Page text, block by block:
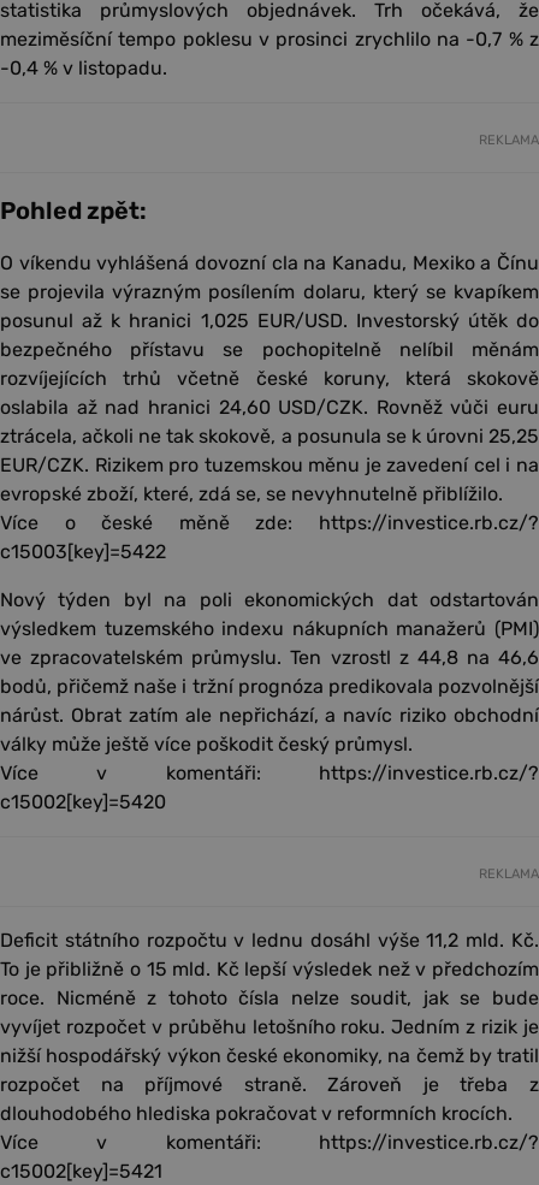
statistika průmyslových objednávek. Trh očekává, že
meziměsíční tempo poklesu v prosinci zrychlilo na -0,7 % z
-0,4 % v listopadu.
REKLAMA
Pohled zpět:
O víkendu vyhlášená dovozní cla na Kanadu, Mexiko a Čínu
se projevila výrazným posílením dolaru, který se kvapíkem
posunul až k hranici 1,025 EUR/USD. Investorský útěk do
bezpečného přístavu se pochopitelně nelíbil měnám
rozvíjejících trhů včetně české koruny, která skokově
oslabila až nad hranici 24,60 USD/CZK. Rovněž vůči euru
ztrácela, ačkoli ne tak skokově, a posunula se k úrovni 25,25
EUR/CZK. Rizikem pro tuzemskou měnu je zavedení cel i na
evropské zboží, které, zdá se, se nevyhnutelně přiblížilo.
Více o české měně zde: https://investice.rb.cz/?
c15003[key]=5422
Nový týden byl na poli ekonomických dat odstartován
výsledkem tuzemského indexu nákupních manažerů (PMI)
ve zpracovatelském průmyslu. Ten vzrostl z 44,8 na 46,6
bodů, přičemž naše i tržní prognóza predikovala pozvolnější
nárůst. Obrat zatím ale nepřichází, a navíc riziko obchodní
války může ještě více poškodit český průmysl.
Více v komentáři: https://investice.rb.cz/?
c15002[key]=5420
REKLAMA
Deficit státního rozpočtu v lednu dosáhl výše 11,2 mld. Kč.
To je přibližně o 15 mld. Kč lepší výsledek než v předchozím
roce. Nicméně z tohoto čísla nelze soudit, jak se bude
vyvíjet rozpočet v průběhu letošního roku. Jedním z rizik je
nižší hospodářský výkon české ekonomiky, na čemž by tratil
rozpočet na příjmové straně. Zároveň je třeba z
dlouhodobého hlediska pokračovat v reformních krocích.
Více v komentáři: https://investice.rb.cz/?
c15002[key]=5421